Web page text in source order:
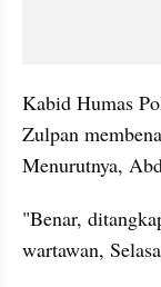
Kabid Humas
Zulpan
Menurutnya,
"Benar,
wartawan,